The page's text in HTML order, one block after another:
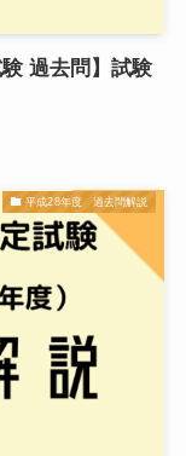
過去問】試験
平成28年度 過去問解説